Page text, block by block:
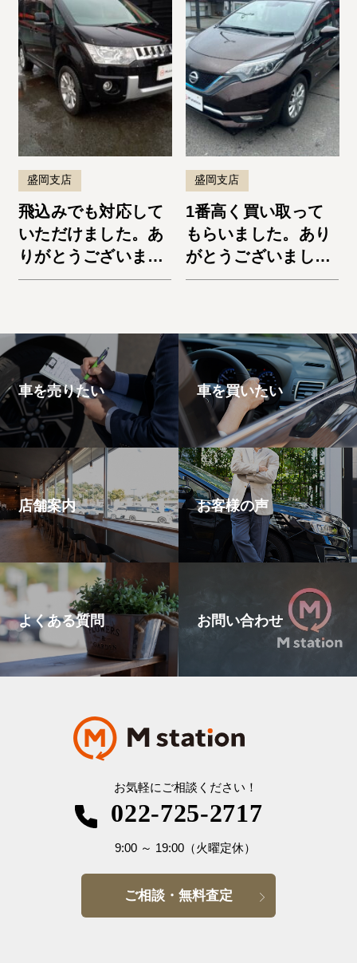
盛岡支店
飛込みでも対応して
いただけました。あ
りがとうございまし
た。デリカD:5
盛岡支店
1番高く買い取って
もらいました。あり
がとうございまし
た。ノートe-Power
車を売りたい 車を買いたい
店舗案内 お客様の声
よくある質問 お問い合わせ
お気軽にご相談ください！
022-725-2717
9:00～ 19:00（火曜定休）
ご相談・無料査定